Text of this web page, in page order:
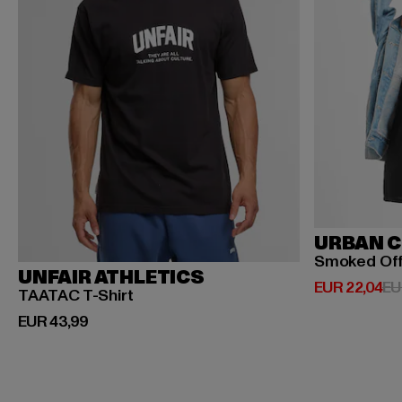
UNFAIR ATHLETICS
TAATAC T-Shirt
EUR 43,99
Derzeitiger Preis: EUR 43,99
URBAN
Smoked Off
EUR 22,04
Derzeitiger